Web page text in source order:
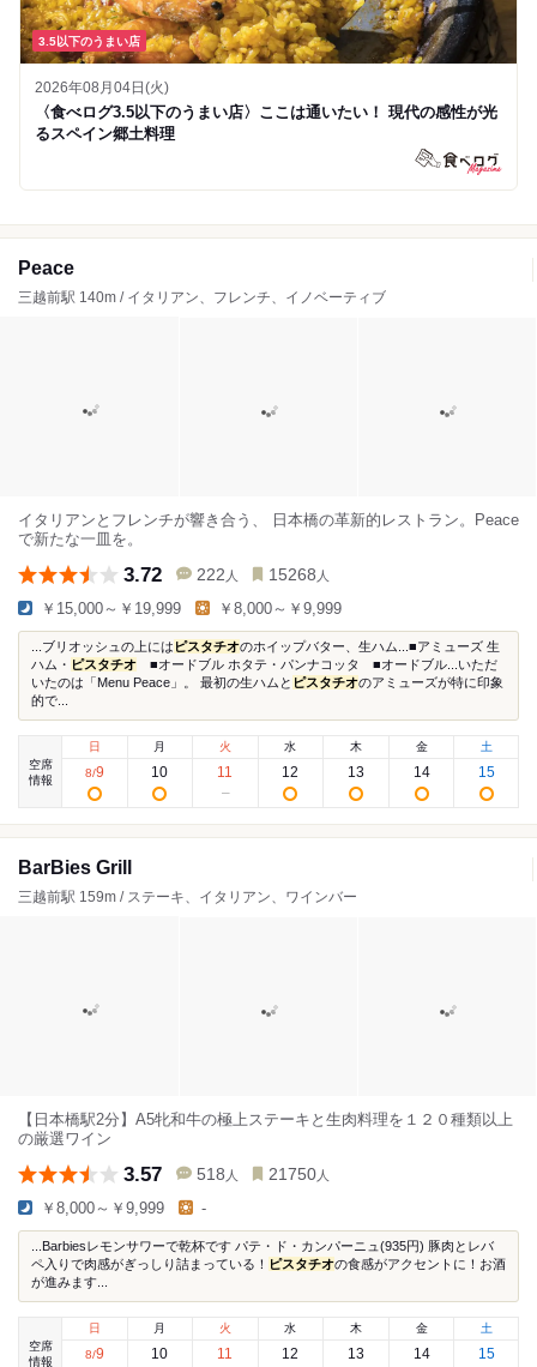
3.5以下のうまい店
2026年08月04日(火)
〈食べログ3.5以下のうまい店〉ここは通いたい！ 現代の感性が光
るスペイン郷土料理
Peace
三越前駅 140m / イタリアン、フレンチ、イノベーティブ
イタリアンとフレンチが響き合う、 日本橋の革新的レストラン。Peace
で新たな一皿を。
3.72 222 人 15268 人
￥15,000～￥19,999 ￥8,000～￥9,999
...ブリオッシュの上には ピスタチオのホイップバター、生ハム...■アミューズ 生
ハム・ ピスタチオ ■オードブル ホタテ・パンナコッタ ■オードブル...いただ
いたのは「Menu Peace」。 最初の生ハムと ピスタチオのアミューズが特に印象
的で...
空席
情報
日
8/9
月
10
火
11
水
12
木
13
金
14
土
15
BarBies Grill
三越前駅 159m / ステーキ、イタリアン、ワインバー
【日本橋駅2分】A5牝和牛の極上ステーキと生肉料理を１２０種類以上
の厳選ワイン
3.57 518 人 21750 人
￥8,000～￥9,999 -
...Barbiesレモンサワーで乾杯です パテ・ド・カンパーニュ(935円) 豚肉とレバ
ペ入りで肉感がぎっしり詰まっている！ ピスタチオの食感がアクセントに！お酒
が進みます...
空席
情報
日
8/9
月
10
火
11
水
12
木
13
金
14
土
15